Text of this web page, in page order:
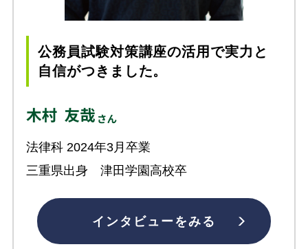
公務員試験対策講座の活用で実力と
自信がつきました。
法律科 2024年3月卒業
三重県出身 津田学園高校卒
インタビューをみる